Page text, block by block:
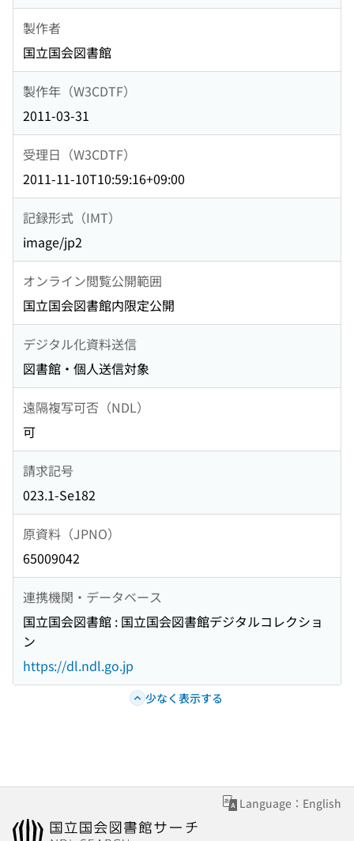
製作者
国立国会図書館
製作年（W3CDTF）
2011-03-31
受理日（W3CDTF）
2011-11-10T10:59:16+09:00
記録形式（IMT）
image/jp2
オンライン閲覧公開範囲
国立国会図書館内限定公開
デジタル化資料送信
図書館・個人送信対象
遠隔複写可否（NDL）
可
請求記号
023.1-Se182
原資料（JPNO）
65009042
連携機関・データベース
国立国会図書館 : 国立国会図書館デジタルコレクショ
ン
https://dl.ndl.go.jp
少なく表示する
Language：English